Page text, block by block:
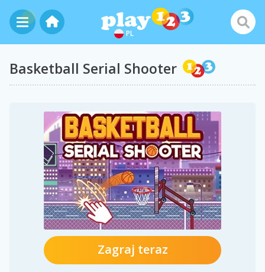
PL
Basketball Serial Shooter
Zagraj teraz